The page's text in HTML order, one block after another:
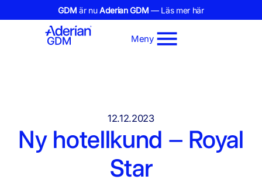
GDM är nuAderian GDM — Läs mer här
Meny
12.12.2023
Ny hotellkund – Royal
Star